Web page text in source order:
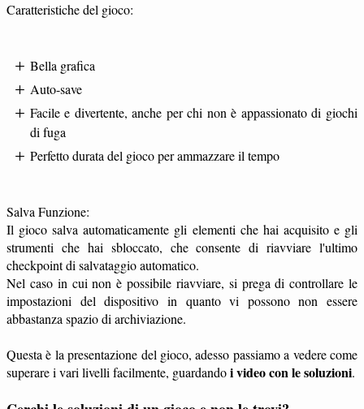
Caratteristiche del gioco:
Bella grafica
Auto-save
Facile e divertente, anche per chi non è appassionato di giochi
di fuga
Perfetto durata del gioco per ammazzare il tempo
Salva Funzione:
Il gioco salva automaticamente gli elementi che hai acquisito e gli
strumenti che hai sbloccato, che consente di riavviare l'ultimo
checkpoint di salvataggio automatico.
Nel caso in cui non è possibile riavviare, si prega di controllare le
impostazioni del dispositivo in quanto vi possono non essere
abbastanza spazio di archiviazione.
Questa è la presentazione del gioco, adesso passiamo a vedere come
superare i vari livelli facilmente, guardandoi video con le soluzioni.